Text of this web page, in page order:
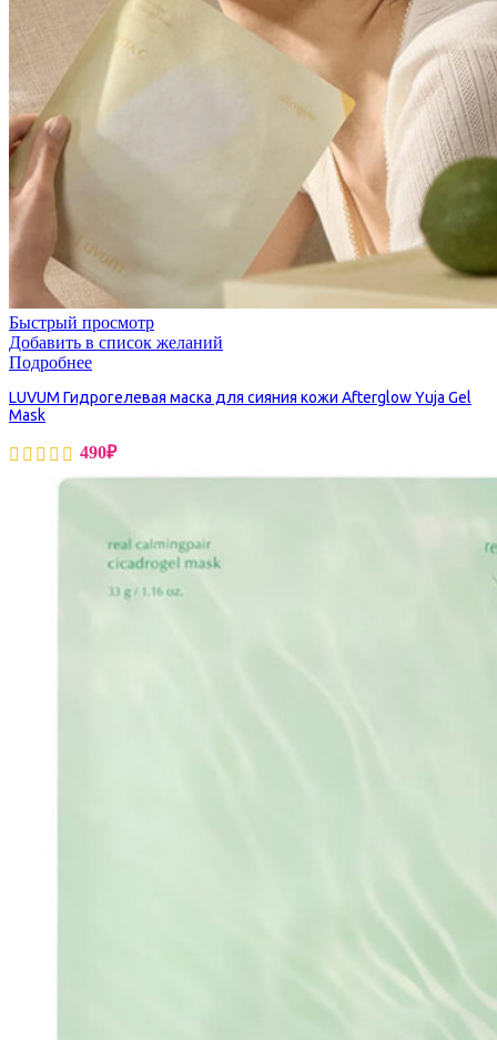
Быстрый просмотр
Добавить в список желаний
Подробнее
LUVUM Гидрогелевая маска для сияния кожи Afterglow Yuja Gel
Mask
490₽